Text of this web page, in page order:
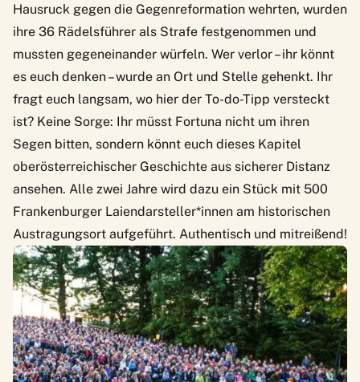
Hausruck gegen die Gegenreformation wehrten, wurden
ihre 36 Rädelsführer als Strafe festgenommen und
mussten gegeneinander würfeln. Wer verlor – ihr könnt
es euch denken – wurde an Ort und Stelle gehenkt. Ihr
fragt euch langsam, wo hier der To-do-Tipp versteckt
ist? Keine Sorge: Ihr müsst Fortuna nicht um ihren
Segen bitten, sondern könnt euch dieses Kapitel
oberösterreichischer Geschichte aus sicherer Distanz
ansehen. Alle zwei Jahre wird dazu ein Stück mit 500
Frankenburger Laiendarsteller*innen am historischen
Austragungsort aufgeführt. Authentisch und mitreißend!